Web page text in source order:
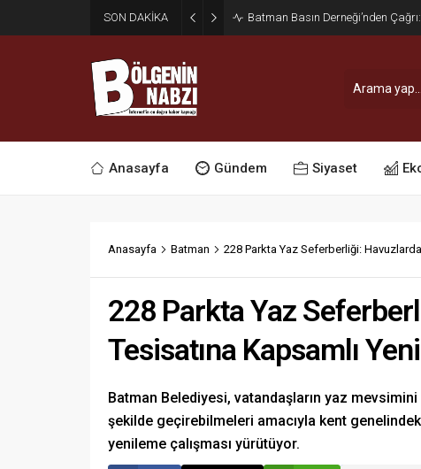
SON DAKİKA Zabıta Ekiplerinden Yol ve
Anasayfa Gündem Siyaset
Anasayfa Batman 228 Parkta Yaz Seferberliği:
228 Parkta Yaz
Tesisatına Kapsamlı
Batman Belediyesi, vatandaşların yaz
şekilde geçirebilmeleri amacıyla kent
yenileme çalışması yürütüyor.